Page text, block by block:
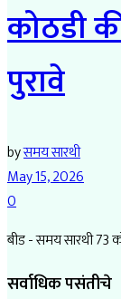
कोठडी
पुरावे
byसमय सारथी
May 15, 2026
0
बीड - समय सारथी 73
सर्वाधिक पसंतीचे